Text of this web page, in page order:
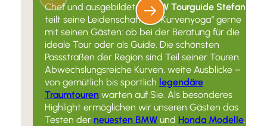
Chef und ausgebildeter
BMW Tourguide Stefan
teilt seine Leidenschaft für “Kurvenyoga“ gerne
mit seinen Gästen: ob bei der Beratung für die
ideale Tour oder als Guide. Die schönsten
Passstraßen der Region sind Teil seiner Touren.
Abwechslungsreiche Kurven, weite Ausblicke –
von gemütlich bis sportlich legendäre
Traumtourenwarten auf Sie. Als besonderes
Highlight ermöglichen wir unseren Gästen das
Testen der neuesten BMWund Honda Modelle.